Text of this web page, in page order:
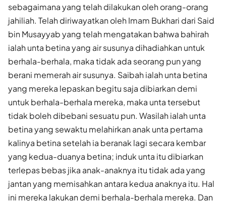
sebagaimana yang telah dilakukan oleh orang-orang
jahiliah. Telah diriwayatkan oleh Imam Bukhari dari Said
bin Musayyab yang telah mengatakan bahwa bahirah
ialah unta betina yang air susunya dihadiahkan untuk
berhala-berhala, maka tidak ada seorang pun yang
berani memerah air susunya. Saibah ialah unta betina
yang mereka lepaskan begitu saja dibiarkan demi
untuk berhala-berhala mereka, maka unta tersebut
tidak boleh dibebani sesuatu pun. Wasilah ialah unta
betina yang sewaktu melahirkan anak unta pertama
kalinya betina setelah ia beranak lagi secara kembar
yang kedua-duanya betina; induk unta itu dibiarkan
terlepas bebas jika anak-anaknya itu tidak ada yang
jantan yang memisahkan antara kedua anaknya itu. Hal
ini mereka lakukan demi berhala-berhala mereka. Dan